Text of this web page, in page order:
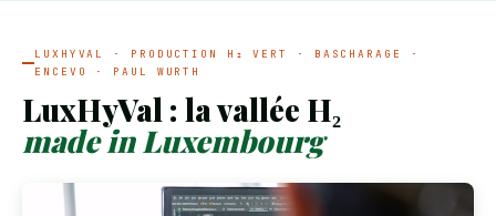
LUXHYVAL · PRODUCTION H₂ VERT · BASCHARAGE ·
ENCEVO · PAUL WURTH
LuxHyVal : la vallée H₂
made in Luxembourg